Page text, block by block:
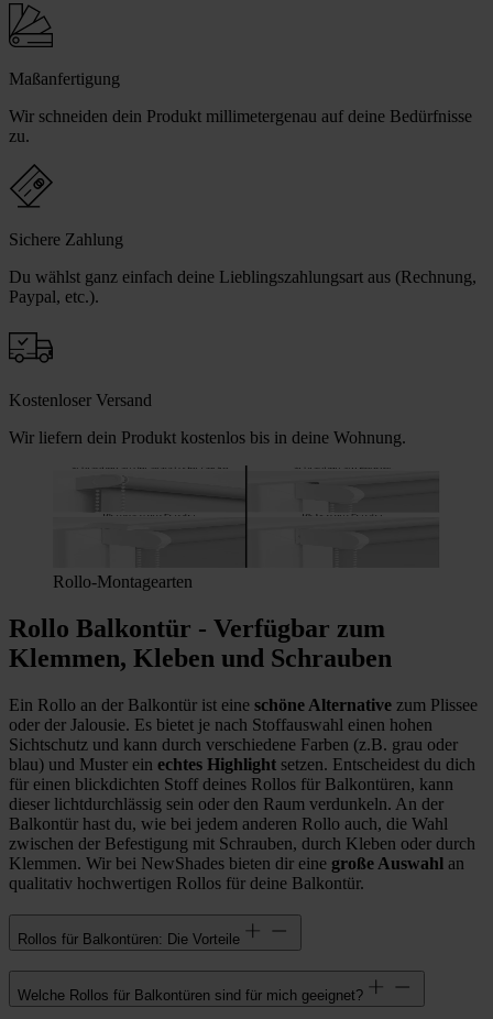
Maßanfertigung
Wir schneiden dein Produkt millimetergenau auf deine Bedürfnisse
zu.
Sichere Zahlung
Du wählst ganz einfach deine Lieblingszahlungsart aus (Rechnung,
Paypal, etc.).
Kostenloser Versand
Wir liefern dein Produkt kostenlos bis in deine Wohnung.
Rollo-Montagearten
Rollo Balkontür - Verfügbar zum
Klemmen, Kleben und Schrauben
Ein Rollo an der Balkontür ist eine schöne Alternative zum Plissee
oder der Jalousie. Es bietet je nach Stoffauswahl einen hohen
Sichtschutz und kann durch verschiedene Farben (z.B. grau oder
blau) und Muster ein echtes Highlight setzen. Entscheidest du dich
für einen blickdichten Stoff deines Rollos für Balkontüren, kann
dieser lichtdurchlässig sein oder den Raum verdunkeln. An der
Balkontür hast du, wie bei jedem anderen Rollo auch, die Wahl
zwischen der Befestigung mit Schrauben, durch Kleben oder durch
Klemmen. Wir bei NewShades bieten dir eine große Auswahl an
qualitativ hochwertigen Rollos für deine Balkontür.
Rollos für Balkontüren: Die Vorteile
Welche Rollos für Balkontüren sind für mich geeignet?